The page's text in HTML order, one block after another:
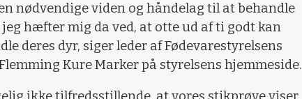
nødvendige viden og håndelag til at behandle
hæfter mig da ved, at otte ud af ti godt kan
deres dyr, siger leder af Fødevarestyrelsens
Kure Marker på styrelsens hjemmeside.